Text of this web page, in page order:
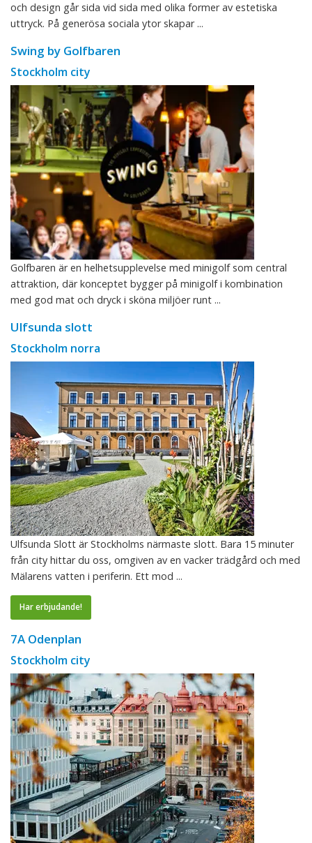
och design går sida vid sida med olika former av estetiska
uttryck. På generösa sociala ytor skapar ...
Swing by Golfbaren
Stockholm city
Golfbaren är en helhetsupplevelse med minigolf som central
attraktion, där konceptet bygger på minigolf i kombination
med god mat och dryck i sköna miljöer runt ...
Ulfsunda slott
Stockholm norra
Ulfsunda Slott är Stockholms närmaste slott. Bara 15 minuter
från city hittar du oss, omgiven av en vacker trädgård och med
Mälarens vatten i periferin. Ett mod ...
Har erbjudande!
7A Odenplan
Stockholm city